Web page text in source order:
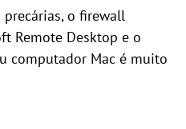
precárias, o firewall
Remote Desktop e o
computador Mac é muito